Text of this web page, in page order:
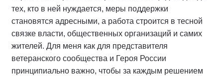
тех, кто в ней нуждается, меры поддержки
становятся адресными, а работа строится в тесной
связке власти, общественных организаций и самих
жителей. Для меня как для представителя
ветеранского сообщества и Героя России
принципиально важно, чтобы за каждым решением